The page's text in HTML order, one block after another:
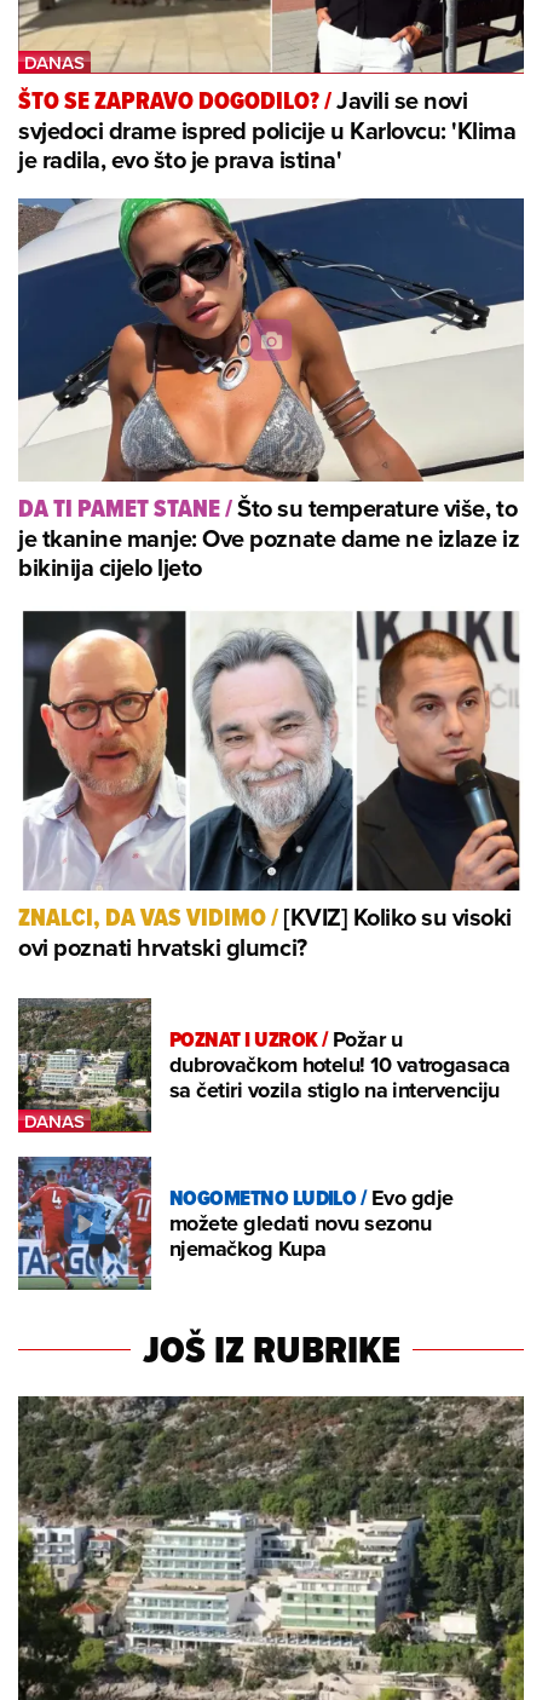
ŠTO SE ZAPRAVO DOGODILO?/Javili se novi
svjedoci drame ispred policije u Karlovcu: 'Klima
je radila, evo što je prava istina'
DA TI PAMET STANE/Što su temperature više, to
je tkanine manje: Ove poznate dame ne izlaze iz
bikinija cijelo ljeto
ZNALCI, DA VAS VIDIMO/[KVIZ] Koliko su visoki
ovi poznati hrvatski glumci?
POZNAT I UZROK/Požar u
dubrovačkom hotelu! 10 vatrogasaca
sa četiri vozila stiglo na intervenciju
NOGOMETNO LUDILO/Evo gdje
možete gledati novu sezonu
njemačkog Kupa
JOŠ IZ RUBRIKE